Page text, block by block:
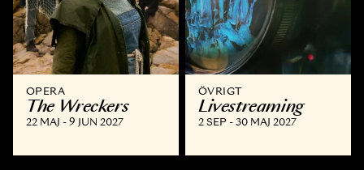
OPERA
The Wreckers
22 MAJ - 9 JUN 2027
ÖVRIGT
Livestreaming
2 SEP - 30 MAJ 2027